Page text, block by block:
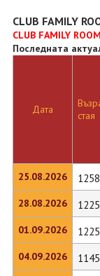
CLUB FAMILY
CLUB FAMILY
Последната
Дата
25.08.2026
28.08.2026
01.09.2026
04.09.2026
стая
1258
1225
1225
1145